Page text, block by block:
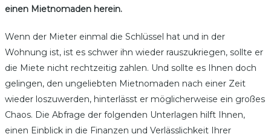
einen Mietnomaden herein.
Wenn der Mieter einmal die Schlüssel hat und in der
Wohnung ist, ist es schwer ihn wieder rauszukriegen, sollte er
die Miete nicht rechtzeitig zahlen. Und sollte es Ihnen doch
gelingen, den ungeliebten Mietnomaden nach einer Zeit
wieder loszuwerden, hinterlässt er möglicherweise ein großes
Chaos. Die Abfrage der folgenden Unterlagen hilft Ihnen,
einen Einblick in die Finanzen und Verlässlichkeit Ihrer